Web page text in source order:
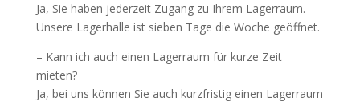
Ja, Sie haben jederzeit Zugang zu Ihrem Lagerraum.
Unsere Lagerhalle ist sieben Tage die Woche geöffnet.
– Kann ich auch einen Lagerraum für kurze Zeit
mieten?
Ja, bei uns können Sie auch kurzfristig einen Lagerraum